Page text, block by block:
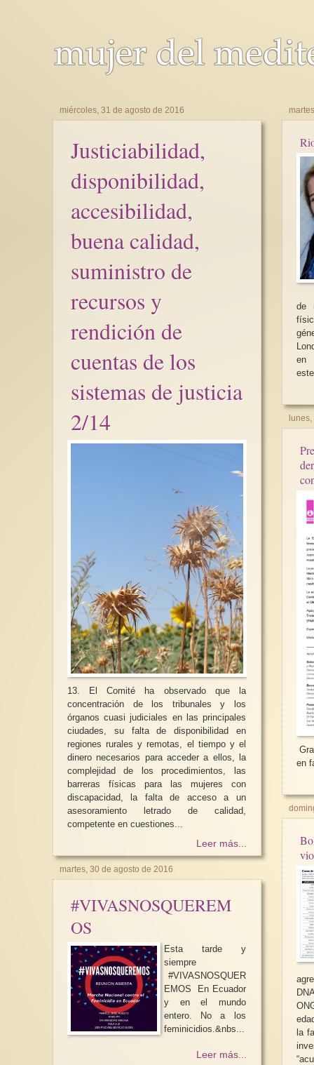
miércoles, 31 de agosto de 2016
Justiciabilidad,
disponibilidad,
accesibilidad,
buena calidad,
suministro de
recursos y
rendición de
cuentas de los
sistemas de justicia
2/14
13. El Comité ha observado que la
concentración de los tribunales y los
órganos cuasi judiciales en las principales
ciudades, su falta de disponibilidad en
regiones rurales y remotas, el tiempo y el
dinero necesarios para acceder a ellos, la
complejidad de los procedimientos, las
barreras físicas para las mujeres con
discapacidad, la falta de acceso a un
asesoramiento letrado de calidad,
competente en cuestiones...
Leer más...
martes, 30 de agosto de 2016
#VIVASNOSQUEREM
OS
Esta tarde y
siempre
#VIVASNOSQUER
EMOS En Ecuador
y en el mundo
entero. No a los
feminicidios.&nbs...
Leer más...
de
en
en
la
Hoy estamos de
Esta nuestra
"Mujer del
14 años de
destacándose...